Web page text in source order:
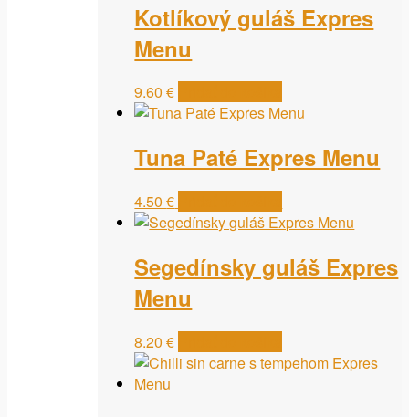
Kotlíkový guláš Expres
Menu
9.60€
Tuna Paté Expres Menu
4.50€
Segedínsky guláš Expres
Menu
8.20€